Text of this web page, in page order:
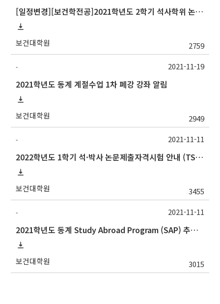
[일정변경][보건학전공]2021학년도 2학기 석사학위 논문심사 일정(Thesis Defense Schedules)
보건대학원 2759
-
2021학년도 동계 계절수업 1차 폐강 강좌 알림
보건대학원 2949
2021-11-19
-
2022학년도 1학기 석·박사 논문제출자격시험 안내 (TSQ exam: Major and Korean for foreign students)
보건대학원 3455
2021-11-11
-
2021학년도 동계 Study Abroad Program (SAP) 추가 모집 안내
보건대학원 3015
2021-11-11